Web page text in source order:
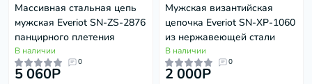
Массивная стальная цепь
мужская Everiot SN-ZS-2876
панцирного плетения
В наличии
0
5 060P
Мужская византийская
цепочка Everiot SN-XP-1060
из нержавеющей стали
В наличии
0
2 000P